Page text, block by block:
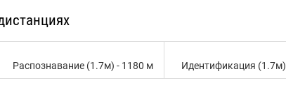
Распознавание (1.7м) - 1180 м Идентификация